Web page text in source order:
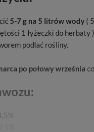
5-7 g na 5 litrów wody (
1 łyżeczki do herbaty
podlać rośliny.
po połowy września co